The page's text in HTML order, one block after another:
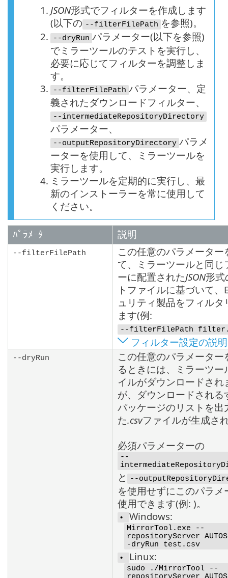
1. JSON形式でフィルターを作成します
(以下の --filterFilePath を参照)。
2.
--dryRun パラメーター(以下を参照)
でミラーツールのテストを実行し、
必要に応じてフィルターを調整しま
す。
3.
--filterFilePath パラメーター、定
義されたダウンロードフィルター、
--intermediateRepositoryDirectory
パラメーター、
--outputRepositoryDirectory パラメ
ーターを使用して、ミラーツールを
実行します。
4. ミラーツールを定期的に実行し、最
新のインストーラーを常に使用して
ください。
ﾊﾟﾗﾒｰﾀ 説明
--filterFilePath
この任意のパラメーター
て、ミラーツールと同じ
ーに配置されたJSON形式
トファイルに基づいて、
ュリティ製品をフィルタ
ます(例:
--filterFilePath
フィルター設定の説
--dryRun
この任意のパラメーター
るときには、ミラーツー
イルがダウンロードされ
が、ダウンロードされる
パッケージのリストを出
た.csvファイルが生成さ
必須パラメーターの
--
と --
を使用せずにこのパラメ
使用できます(例: )。
• Windows:
MirrorTool.exe --
repositoryServer
-dryRun test.csv
•
Linux:
sudo ./MirrorTool --